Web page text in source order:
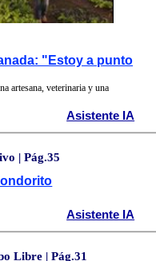
"Estoy a punto
artesana, veterinaria y una
Asistente IA
| Pág.35
Asistente IA
Libre | Pág.31